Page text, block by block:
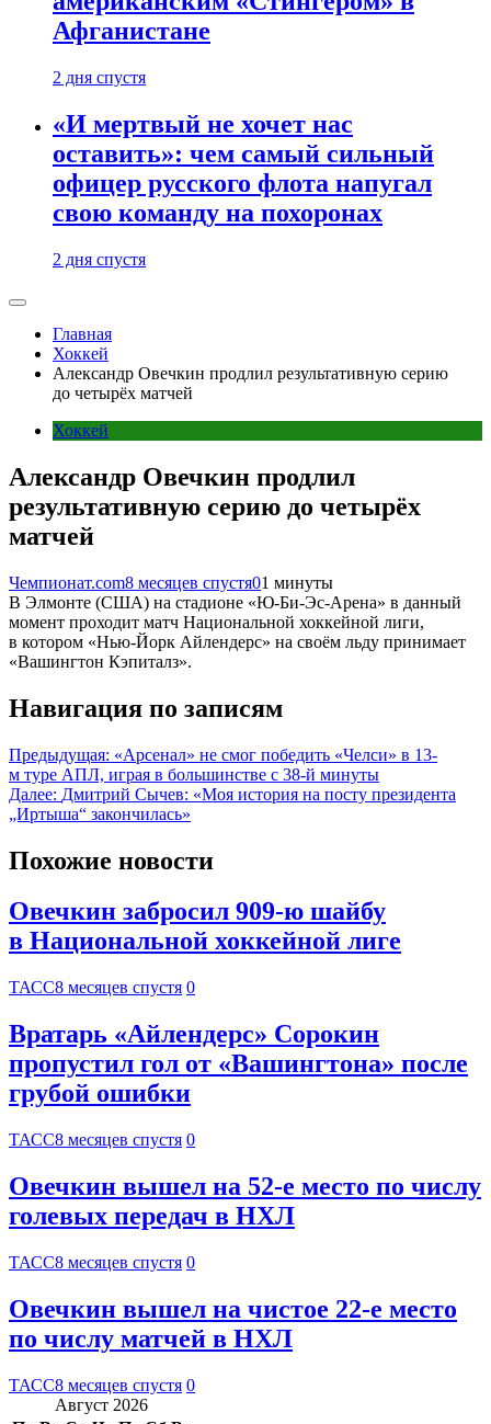
Афганистане
2 дня спустя
«И мертвый не хочет нас
оставить»: чем самый сильный
офицер русского флота напугал
свою команду на похоронах
2 дня спустя
Главная
Хоккей
Александр Овечкин продлил результативную серию
до четырёх матчей
Хоккей
Александр Овечкин продлил
результативную серию до четырёх
матчей
Чемпионат.com8 месяцев спустя01 минуты
В Элмонте (США) на стадионе «Ю-Би-Эс-Арена» в данный
момент проходит матч Национальной хоккейной лиги,
в котором «Нью-Йорк Айлендерс» на своём льду принимает
«Вашингтон Кэпиталз».
Навигация по записям
Предыдущая: «Арсенал» не смог победить «Челси» в 13-
м туре АПЛ, играя в большинстве с 38-й минуты
Далее: Дмитрий Сычев: «Моя история на посту президента
„Иртыша“ закончилась»
Похожие новости
Овечкин забросил 909-ю шайбу
в Национальной хоккейной лиге
ТАСС8 месяцев спустя 0
Вратарь «Айлендерс» Сорокин
пропустил гол от «Вашингтона» после
грубой ошибки
ТАСС8 месяцев спустя 0
Овечкин вышел на 52-е место по числу
голевых передач в НХЛ
ТАСС8 месяцев спустя 0
Овечкин вышел на чистое 22-е место
по числу матчей в НХЛ
ТАСС8 месяцев спустя 0
Август 2026